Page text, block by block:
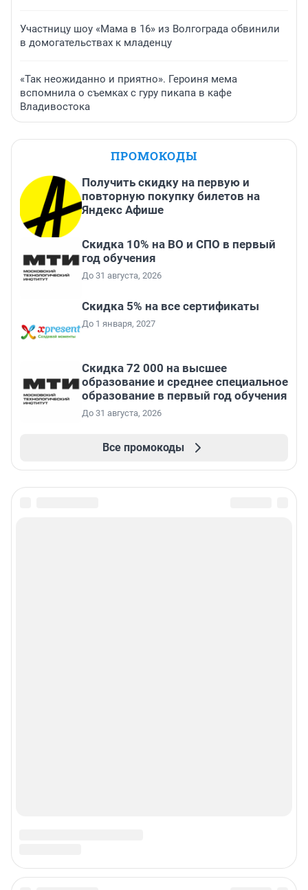
Участницу шоу «Мама в 16» из Волгограда обвинили
в домогательствах к младенцу
«Так неожиданно и приятно». Героиня мема
вспомнила о съемках с гуру пикапа в кафе
Владивостока
ПРОМОКОДЫ
Получить скидку на первую и
повторную покупку билетов на
Яндекс Афише
Скидка 10% на ВО и СПО в первый
год обучения
До 31 августа, 2026
Скидка 5% на все сертификаты
До 1 января, 2027
Скидка 72 000 на высшее
образование и среднее специальное
образование в первый год обучения
До 31 августа, 2026
Все промокоды